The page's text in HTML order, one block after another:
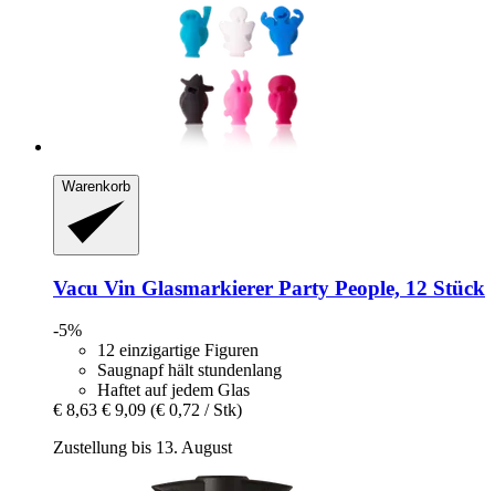
Warenkorb
Vacu Vin Glasmarkierer Party People, 12 Stück
-5%
12 einzigartige Figuren
Saugnapf hält stundenlang
Haftet auf jedem Glas
€ 8,63 € 9,09 (€ 0,72 / Stk)
Zustellung bis 13. August